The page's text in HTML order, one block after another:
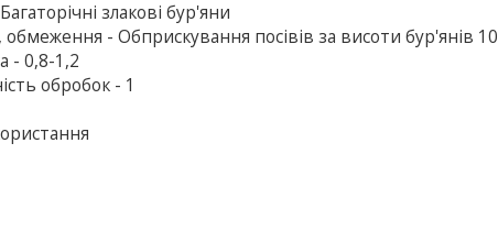
злакові бур'яни
обмеження - Обприскування посівів за висоти бур'янів
- 0,8-1,2
обробок - 1